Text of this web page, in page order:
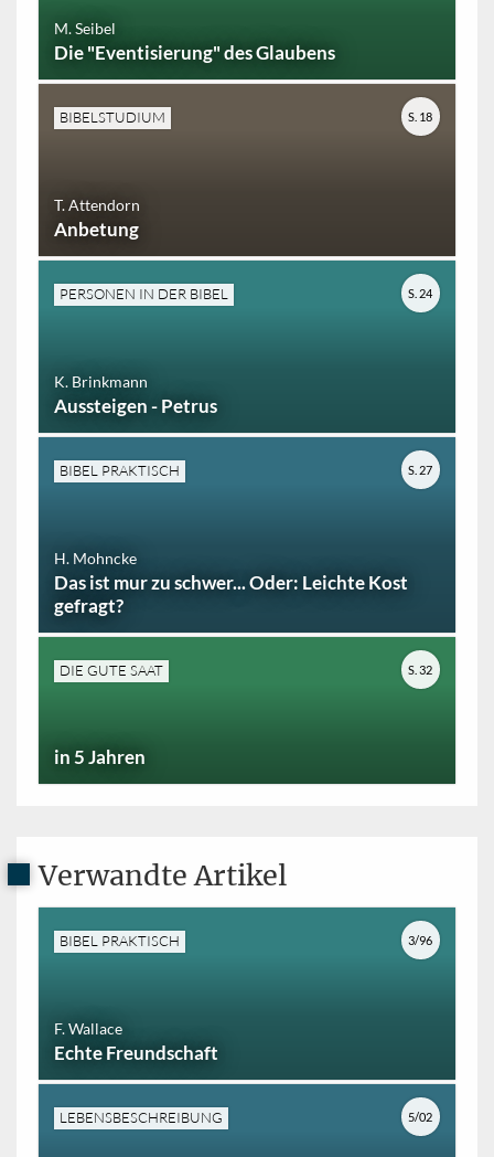
M. Seibel
Die "Eventisierung" des Glaubens
BIBELSTUDIUM
T. Attendorn
Anbetung
S. 18
PERSONEN IN DER BIBEL
K. Brinkmann
Aussteigen - Petrus
S. 24
BIBEL PRAKTISCH
H. Mohncke
Das ist mur zu schwer... Oder: Leichte Kost
gefragt?
S. 27
DIE GUTE SAAT
in 5 Jahren
S. 32
Verwandte Artikel
BIBEL PRAKTISCH
F. Wallace
Echte Freundschaft
3/96
LEBENSBESCHREIBUNG 5/02